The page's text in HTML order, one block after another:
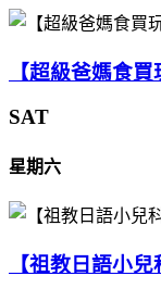
【超級爸媽食
SAT
星期六
【祖教日語小兒